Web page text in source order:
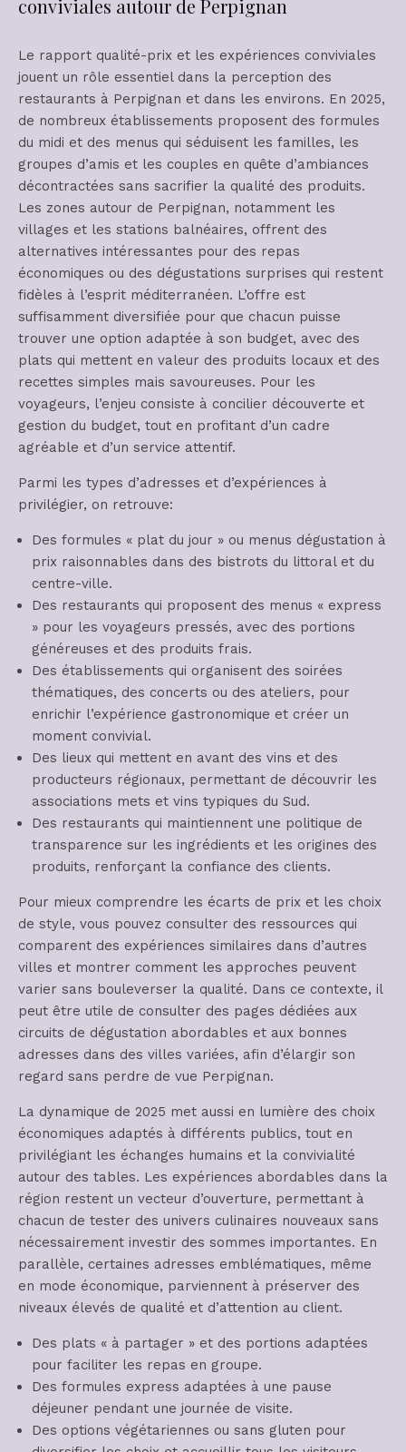
conviviales autour de Perpignan
Le rapport qualité-prix et les expériences conviviales
jouent un rôle essentiel dans la perception des
restaurants à Perpignan et dans les environs. En 2025,
de nombreux établissements proposent des formules
du midi et des menus qui séduisent les familles, les
groupes d’amis et les couples en quête d’ambiances
décontractées sans sacrifier la qualité des produits.
Les zones autour de Perpignan, notamment les
villages et les stations balnéaires, offrent des
alternatives intéressantes pour des repas
économiques ou des dégustations surprises qui restent
fidèles à l’esprit méditerranéen. L’offre est
suffisamment diversifiée pour que chacun puisse
trouver une option adaptée à son budget, avec des
plats qui mettent en valeur des produits locaux et des
recettes simples mais savoureuses. Pour les
voyageurs, l’enjeu consiste à concilier découverte et
gestion du budget, tout en profitant d’un cadre
agréable et d’un service attentif.
Parmi les types d’adresses et d’expériences à
privilégier, on retrouve:
Des formules « plat du jour » ou menus dégustation à
prix raisonnables dans des bistrots du littoral et du
centre-ville.
Des restaurants qui proposent des menus « express
» pour les voyageurs pressés, avec des portions
généreuses et des produits frais.
Des établissements qui organisent des soirées
thématiques, des concerts ou des ateliers, pour
enrichir l’expérience gastronomique et créer un
moment convivial.
Des lieux qui mettent en avant des vins et des
producteurs régionaux, permettant de découvrir les
associations mets et vins typiques du Sud.
Des restaurants qui maintiennent une politique de
transparence sur les ingrédients et les origines des
produits, renforçant la confiance des clients.
Pour mieux comprendre les écarts de prix et les choix
de style, vous pouvez consulter des ressources qui
comparent des expériences similaires dans d’autres
villes et montrer comment les approches peuvent
varier sans bouleverser la qualité. Dans ce contexte, il
peut être utile de consulter des pages dédiées aux
circuits de dégustation abordables et aux bonnes
adresses dans des villes variées, afin d’élargir son
regard sans perdre de vue Perpignan.
La dynamique de 2025 met aussi en lumière des choix
économiques adaptés à différents publics, tout en
privilégiant les échanges humains et la convivialité
autour des tables. Les expériences abordables dans la
région restent un vecteur d’ouverture, permettant à
chacun de tester des univers culinaires nouveaux sans
nécessairement investir des sommes importantes. En
parallèle, certaines adresses emblématiques, même
en mode économique, parviennent à préserver des
niveaux élevés de qualité et d’attention au client.
Des plats « à partager » et des portions adaptées
pour faciliter les repas en groupe.
Des formules express adaptées à une pause
déjeuner pendant une journée de visite.
Des options végétariennes ou sans gluten pour